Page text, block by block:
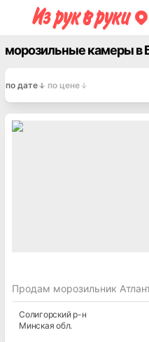
морозильные камеры в
по дате по цене
Продам морозильник
Солигорскийр-н
Минская обл.